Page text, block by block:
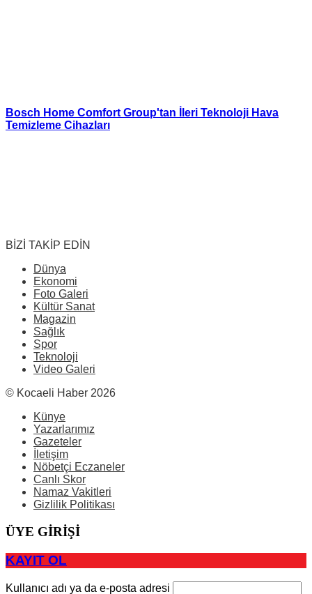
Bosch Home Comfort Group'tan İleri Teknoloji Hava
Temizleme Cihazları
BİZİ TAKİP EDİN
Dünya
Ekonomi
Foto Galeri
Kültür Sanat
Magazin
Sağlık
Spor
Teknoloji
Video Galeri
© Kocaeli Haber 2026
Künye
Yazarlarımız
Gazeteler
İletişim
Nöbetçi Eczaneler
Canlı Skor
Namaz Vakitleri
Gizlilik Politikası
ÜYE GİRİŞİ
KAYIT OL
Kullanıcı adı ya da e-posta adresi